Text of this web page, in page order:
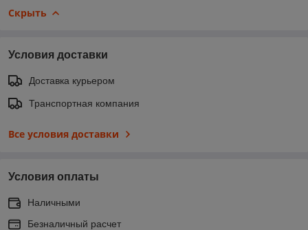
Скрыть
Условия доставки
Доставка курьером
Транспортная компания
Все условия доставки
Условия оплаты
Наличными
Безналичный расчет